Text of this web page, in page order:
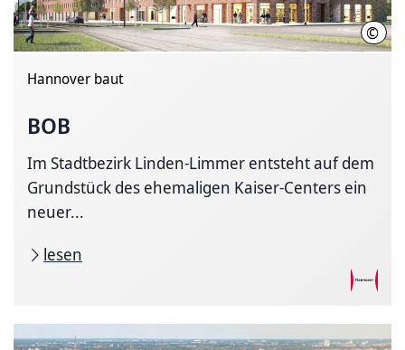
©
Hannover baut
BOB
Im Stadtbezirk Linden-Limmer entsteht auf dem
Grundstück des ehemaligen Kaiser-Centers ein
neuer...
lesen